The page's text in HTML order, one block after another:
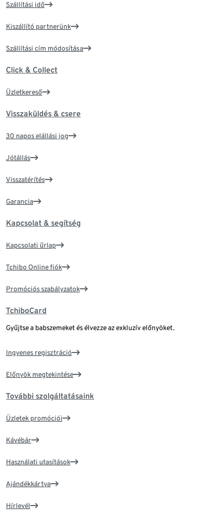
Szállítási idő
Kiszállító partnerünk
Szállítási cím módosítása
Click & Collect
Üzletkereső
Visszaküldés & csere
30 napos elállási jog
Jótállás
Visszatérítés
Garancia
Kapcsolat & segítség
Kapcsolati űrlap
Tchibo Online fiók
Promóciós szabályzatok
TchiboCard
Gyűjtse a babszemeket és élvezze az exkluzív előnyöket.
Ingyenes regisztráció
Előnyök megtekintése
További szolgáltatásaink
Üzletek promóciói
Kávébár
Használati utasítások
Ajándékkártya
Hírlevél